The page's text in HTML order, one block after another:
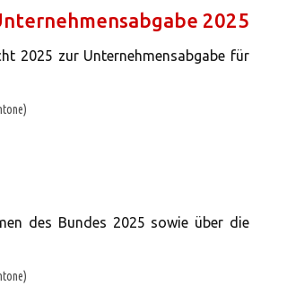
2025
2025 zur Unternehmensabgabe für
des Bundes 2025 sowie über die